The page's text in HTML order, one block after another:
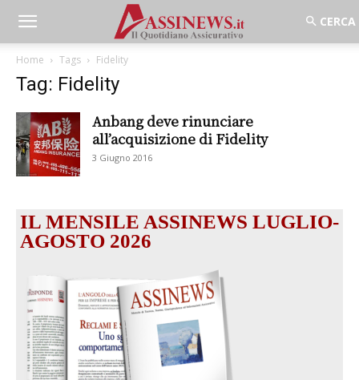
Home Tags Fidelity
Tag: Fidelity
Anbang deve rinunciare
all’acquisizione di Fidelity
3 Giugno 2016
IL MENSILE ASSINEWS LUGLIO-
AGOSTO 2026